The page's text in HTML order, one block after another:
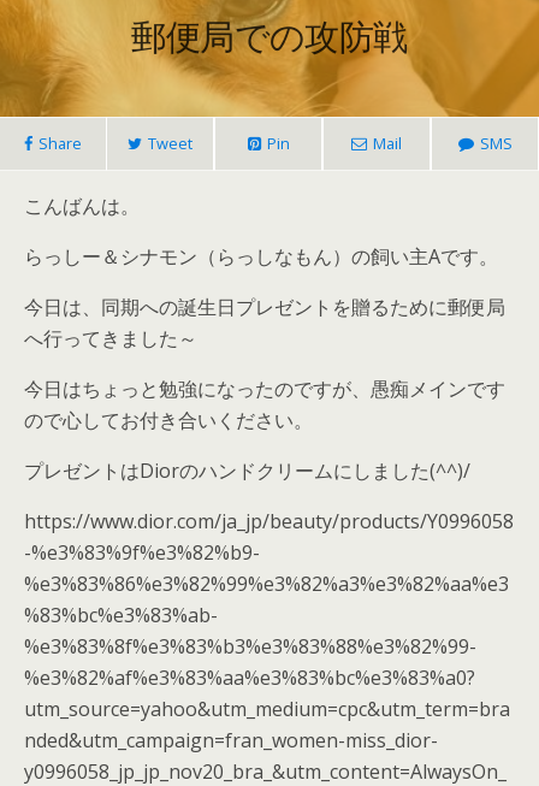
郵便局での攻防戦
Share Tweet Pin Mail SMS
こんばんは。
らっしー＆シナモン（らっしなもん）の飼い主Aです。
今日は、同期への誕生日プレゼントを贈るために郵便局
へ行ってきました～
今日はちょっと勉強になったのですが、愚痴メインです
ので心してお付き合いください。
プレゼントはDiorのハンドクリームにしました(^^)/
https://www.dior.com/ja_jp/beauty/products/Y0996058
-%e3%83%9f%e3%82%b9-
%e3%83%86%e3%82%99%e3%82%a3%e3%82%aa%e3
%83%bc%e3%83%ab-
%e3%83%8f%e3%83%b3%e3%83%88%e3%82%99-
%e3%82%af%e3%83%aa%e3%83%bc%e3%83%a0?
utm_source=yahoo&utm_medium=cpc&utm_term=bra
nded&utm_campaign=fran_women-miss_dior-
y0996058_jp_jp_nov20_bra_&utm_content=AlwaysOn_